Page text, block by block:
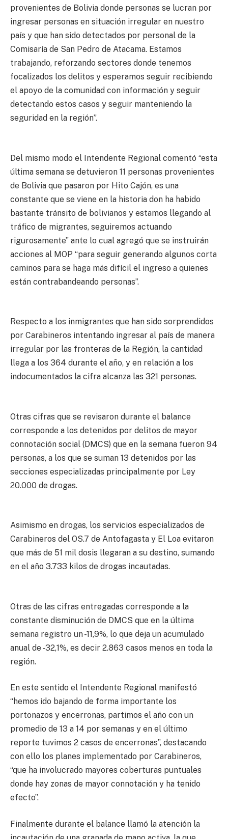
provenientes de Bolivia donde personas se lucran por
ingresar personas en situación irregular en nuestro
país y que han sido detectados por personal de la
Comisaría de San Pedro de Atacama. Estamos
trabajando, reforzando sectores donde tenemos
focalizados los delitos y esperamos seguir recibiendo
el apoyo de la comunidad con información y seguir
detectando estos casos y seguir manteniendo la
seguridad en la región”.
Del mismo modo el Intendente Regional comentó “esta
última semana se detuvieron 11 personas provenientes
de Bolivia que pasaron por Hito Cajón, es una
constante que se viene en la historia don ha habido
bastante tránsito de bolivianos y estamos llegando al
tráfico de migrantes, seguiremos actuando
rigurosamente” ante lo cual agregó que se instruirán
acciones al MOP “para seguir generando algunos corta
caminos para se haga más difícil el ingreso a quienes
están contrabandeando personas”.
Respecto a los inmigrantes que han sido sorprendidos
por Carabineros intentando ingresar al país de manera
irregular por las fronteras de la Región, la cantidad
llega a los 364 durante el año, y en relación a los
indocumentados la cifra alcanza las 321 personas.
Otras cifras que se revisaron durante el balance
corresponde a los detenidos por delitos de mayor
connotación social (DMCS) que en la semana fueron 94
personas, a los que se suman 13 detenidos por las
secciones especializadas principalmente por Ley
20.000 de drogas.
Asimismo en drogas, los servicios especializados de
Carabineros del OS.7 de Antofagasta y El Loa evitaron
que más de 51 mil dosis llegaran a su destino, sumando
en el año 3.733 kilos de drogas incautadas.
Otras de las cifras entregadas corresponde a la
constante disminución de DMCS que en la última
semana registro un -11,9%, lo que deja un acumulado
anual de -32,1%, es decir 2.863 casos menos en toda la
región.
En este sentido el Intendente Regional manifestó
“hemos ido bajando de forma importante los
portonazos y encerronas, partimos el año con un
promedio de 13 a 14 por semanas y en el último
reporte tuvimos 2 casos de encerronas”, destacando
con ello los planes implementado por Carabineros,
“que ha involucrado mayores coberturas puntuales
donde hay zonas de mayor connotación y ha tenido
efecto”.
Finalmente durante el balance llamó la atención la